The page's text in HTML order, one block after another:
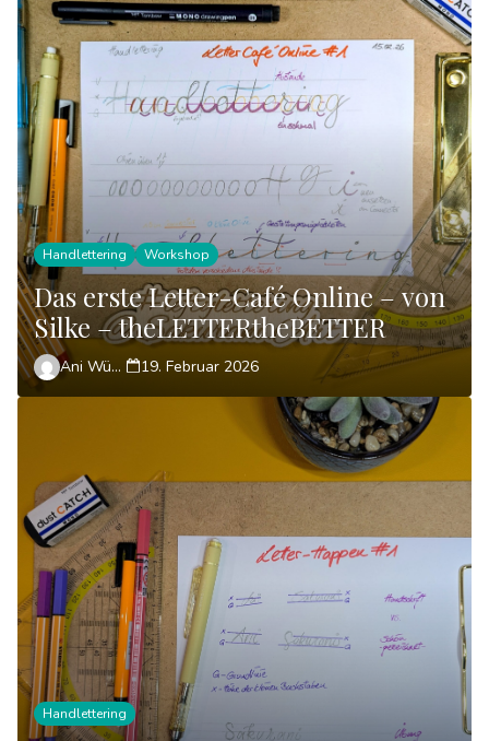
Handlettering Workshop
Das erste Letter-Café Online – von
Silke – theLETTERtheBETTER
Ani Wünsch 19. Februar 2026
Handlettering